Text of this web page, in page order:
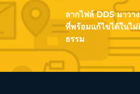
ลากไฟล์ DDS มาวา
ที่พร้อมแก้ไขได้ในไ
ธรรม